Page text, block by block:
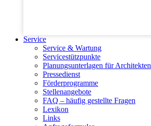
Service
Service & Wartung
Servicestützpunkte
Planungsunterlagen für Architekten
Pressedienst
Förderprogramme
Stellenangebote
FAQ – häufig gestellte Fragen
Lexikon
Links